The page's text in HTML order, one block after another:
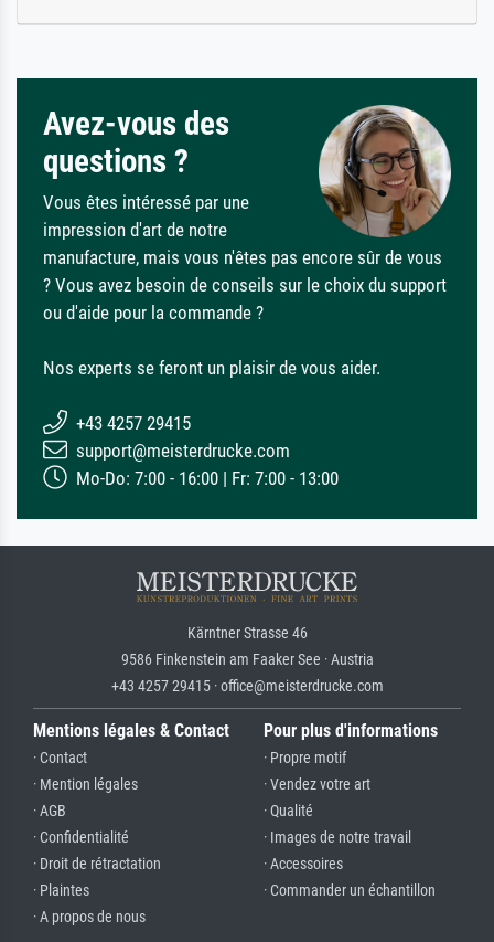
Avez-vous des
questions ?
Vous êtes intéressé par une
impression d'art de notre
manufacture, mais vous n'êtes pas encore sûr de vous
? Vous avez besoin de conseils sur le choix du support
ou d'aide pour la commande ?
Nos experts se feront un plaisir de vous aider.
+43 4257 29415
support@meisterdrucke.com
Mo-Do: 7:00 - 16:00 | Fr: 7:00 - 13:00
Kärntner Strasse 46
9586 Finkenstein am Faaker See · Austria
+43 4257 29415 · office@meisterdrucke.com
Mentions légales & Contact
· Contact
· Mention légales
· AGB
· Confidentialité
· Droit de rétractation
· Plaintes
· A propos de nous
Pour plus d'informations
· Propre motif
· Vendez votre art
· Qualité
· Images de notre travail
· Accessoires
· Commander un échantillon